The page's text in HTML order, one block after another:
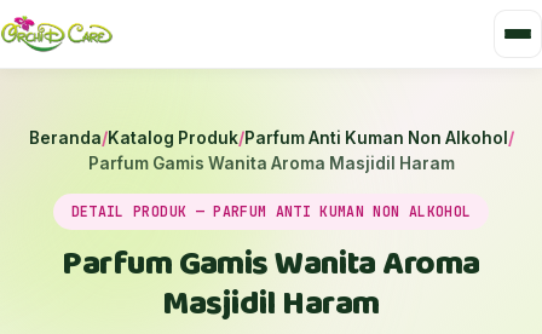
Beranda/Katalog Produk/Parfum Anti Kuman Non Alkohol /
Parfum Gamis Wanita Aroma Masjidil Haram
DETAIL PRODUK — PARFUM ANTI KUMAN NON ALKOHOL
Parfum Gamis Wanita Aroma
Masjidil Haram